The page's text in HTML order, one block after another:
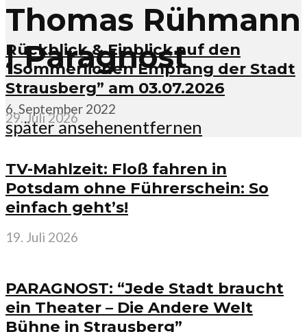
Thomas Rühmann
| Paragnost
6. September 2022
später ansehenentfernen
Rückblick & Einblick auf den
“Sommerlichen Empfang der Stadt
Strausberg” am 03.07.2026
29. Juli 2026
TV-Mahlzeit: Floß fahren in
Potsdam ohne Führerschein: So
einfach geht’s!
19. Juli 2026
PARAGNOST: “Jede Stadt braucht
ein Theater – Die Andere Welt
Bühne in Strausberg”